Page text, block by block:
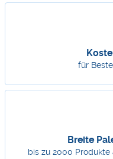
für
Breite
bis zu 2000